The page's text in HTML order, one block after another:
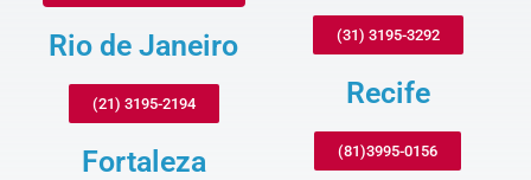
Rio de Janeiro
(21) 3195-2194
Fortaleza
(31) 3195-3292
Recife
(81)3995-0156